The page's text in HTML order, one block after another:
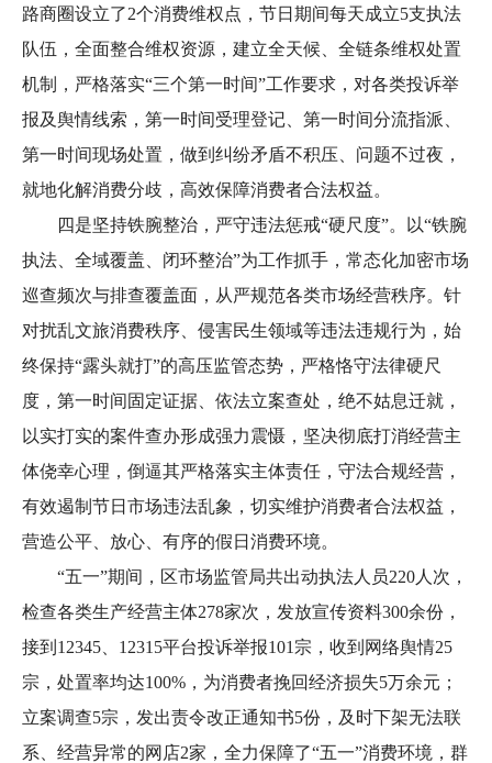
路商圈设立了2个消费维权点，节日期间每天成立5支执法
队伍，全面整合维权资源，建立全天候、全链条维权处置
机制，严格落实“三个第一时间”工作要求，对各类投诉举
报及舆情线索，第一时间受理登记、第一时间分流指派、
第一时间现场处置，做到纠纷矛盾不积压、问题不过夜，
就地化解消费分歧，高效保障消费者合法权益。
四是坚持铁腕整治，严守违法惩戒“硬尺度”。以“铁腕
执法、全域覆盖、闭环整治”为工作抓手，常态化加密市场
巡查频次与排查覆盖面，从严规范各类市场经营秩序。针
对扰乱文旅消费秩序、侵害民生领域等违法违规行为，始
终保持“露头就打”的高压监管态势，严格恪守法律硬尺
度，第一时间固定证据、依法立案查处，绝不姑息迁就，
以实打实的案件查办形成强力震慑，坚决彻底打消经营主
体侥幸心理，倒逼其严格落实主体责任，守法合规经营，
有效遏制节日市场违法乱象，切实维护消费者合法权益，
营造公平、放心、有序的假日消费环境。
“五一”期间，区市场监管局共出动执法人员220人次，
检查各类生产经营主体278家次，发放宣传资料300余份，
接到12345、12315平台投诉举报101宗，收到网络舆情25
宗，处置率均达100%，为消费者挽回经济损失5万余元；
立案调查5宗，发出责令改正通知书5份，及时下架无法联
系、经营异常的网店2家，全力保障了“五一”消费环境，群